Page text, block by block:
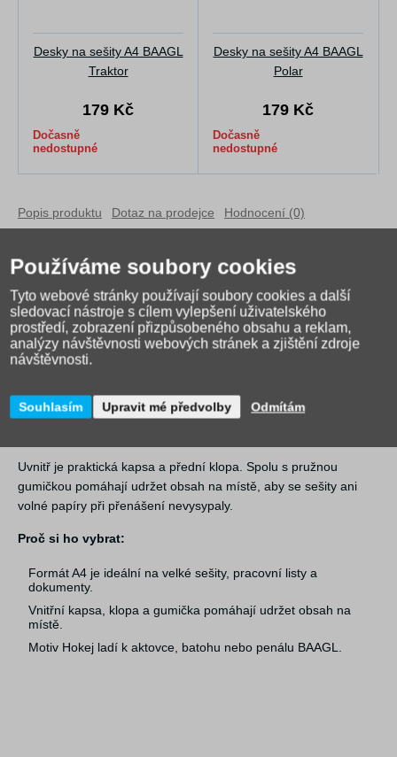
Desky na sešity A4 BAAGL
Traktor
179 Kč
Dočasně
nedostupné
Desky na sešity A4 BAAGL
Polar
179 Kč
Dočasně
nedostupné
Popis produktu Dotaz na prodejce Hodnocení (0)
školní sešity, pracovní listy i dokumenty bezpečně uložené v
aktovce nebo batohu. Pevný karton chrání obsah před
pomačkáním, ohnutými rohy i běžným zašpiněním.
Hokejový motiv potěší děti, které mají rády sport, led a týmovou
hru.
Formát A4 je ideální na větší sešity a papíry, které se bez
ochrany snadno ohnou nebo pomačkají. Lesklý lakovaný povrch
Uvnitř je praktická kapsa a přední klopa. Spolu s pružnou
gumičkou pomáhají udržet obsah na místě, aby se sešity ani
volné papíry při přenášení nevysypaly.
Proč si ho vybrat:
Formát A4 je ideální na velké sešity, pracovní listy a
dokumenty.
Vnitřní kapsa, klopa a gumička pomáhají udržet obsah na
místě.
Motiv Hokej ladí k aktovce, batohu nebo penálu BAAGL.
Používáme soubory cookies
Tyto webové stránky používají soubory cookies a další
sledovací nástroje s cílem vylepšení uživatelského
prostředí, zobrazení přizpůsobeného obsahu a reklam,
analýzy návštěvnosti webových stránek a zjištění zdroje
návštěvnosti.
Souhlasím Upravit mé předvolby Odmítám